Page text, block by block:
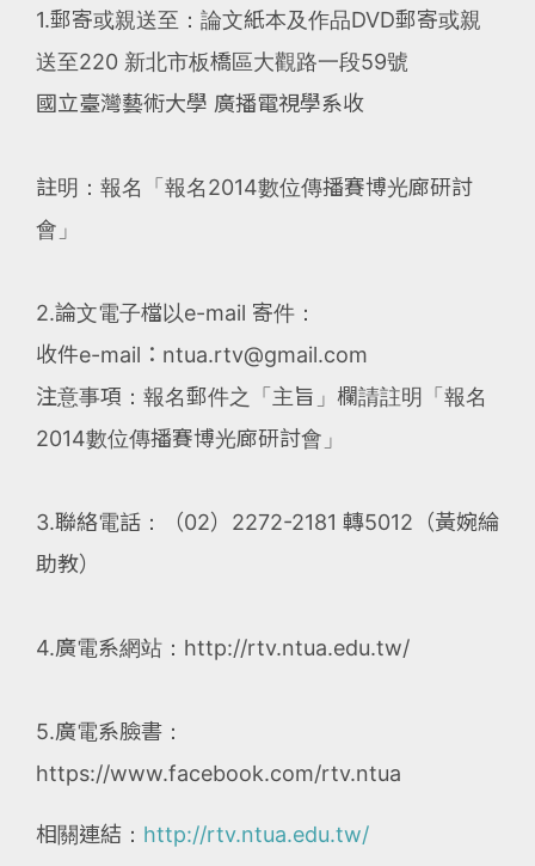
1.郵寄或親送至：論文紙本及作品DVD郵寄或親
送至220 新北市板橋區大觀路一段59號
國立臺灣藝術大學 廣播電視學系收
註明：報名「報名2014數位傳播賽博光廊研討
會」
2.論文電子檔以e-mail 寄件：
收件e-mail：ntua.rtv@gmail.com
注意事項：報名郵件之「主旨」欄請註明「報名
2014數位傳播賽博光廊研討會」
3.聯絡電話：（02）2272-2181 轉5012（黃婉綸
助教）
4.廣電系網站：http://rtv.ntua.edu.tw/
5.廣電系臉書：
https://www.facebook.com/rtv.ntua
相關連結： http://rtv.ntua.edu.tw/